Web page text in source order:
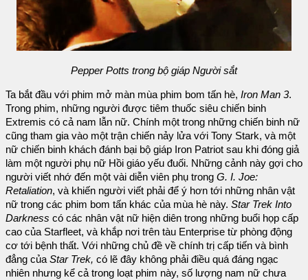
Pepper Potts trong bộ giáp Người sắt
Ta bắt đầu với phim mở màn mùa phim bom tấn hè, Iron Man 3.
Trong phim, những người được tiêm thuốc siêu chiến binh
Extremis có cả nam lẫn nữ. Chính một trong những chiến binh nữ
cũng tham gia vào một trận chiến nảy lửa với Tony Stark, và một
nữ chiến binh khách đánh bại bộ giáp Iron Patriot sau khi đóng giả
làm một người phụ nữ Hồi giáo yếu đuối. Những cảnh này gợi cho
người viết nhớ đến một vài diễn viên phụ trong G. I. Joe:
Retaliation, và khiến người viết phải để ý hơn tới những nhân vật
nữ trong các phim bom tấn khác của mùa hè này. Star Trek Into
Darkness có các nhân vật nữ hiện diên trong những buổi họp cấp
cao của Starfleet, và khắp nơi trên tàu Enterprise từ phòng động
cơ tới bệnh thất. Với những chủ đề về chính trị cấp tiến và bình
đẳng của Star Trek, có lẽ đây không phải điều quá đáng ngạc
nhiên nhưng kể cả trong loạt phim này, số lượng nam nữ chưa